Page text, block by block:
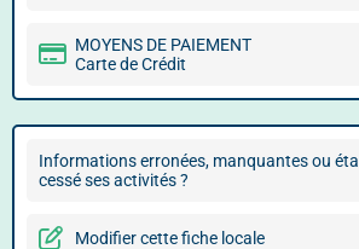
MOYENS DE PAIEMENT
Carte de Crédit
Informations erronées, manquantes ou
cessé ses activités ?
Modifier cette fiche locale